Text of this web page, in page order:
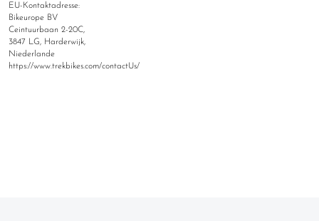
EU-Kontaktadresse:
Bikeurope BV
Ceintuurbaan 2-20C,
3847 LG, Harderwijk,
Niederlande
https://www.trekbikes.com/contactUs/